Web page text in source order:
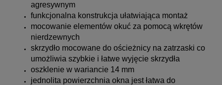
agresywnym
funkcjonalna konstrukcja ułatwiająca montaż
mocowanie elementów okuć za pomocą wkrętów
nierdzewnych
skrzydło mocowane do ościeżnicy na zatrzaski co
umożliwia szybkie i łatwe wyjęcie skrzydła
oszklenie w wariancie 14 mm
jednolita powierzchnia okna jest łatwa do